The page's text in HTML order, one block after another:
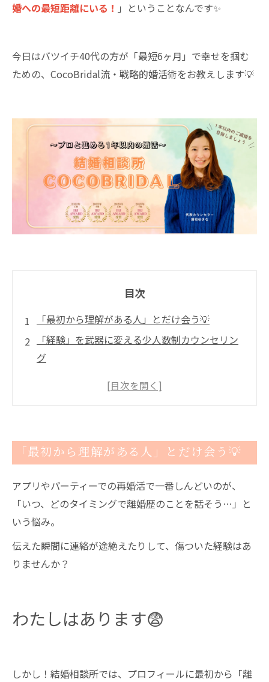
婚への最短距離にいる！ 」ということなんです✨
今日はバツイチ40代の方が「最短6ヶ月」で幸せを掴む
ための、CocoBridal流・戦略的婚活術をお教えします💡
目次
「最初から理解がある人」とだけ会う💡
「経験」を武器に変える少人数制カウンセリン
グ
40代の「時間」を無駄にしないスピード感
こんな婚活のお悩みありませんか？
表彰メディア掲載歴
1年以内のご成婚なら結婚相談所CocoBridal
婚活経験者がサポートいたします！
「最初から理解がある人」とだけ会う💡
アプリやパーティーでの再婚活で一番しんどいのが、
「いつ、どのタイミングで離婚歴のことを話そう…」と
いう悩み。
伝えた瞬間に連絡が途絶えたりして、傷ついた経験はあ
りませんか？
わたしはあります😨
しかし！結婚相談所では、プロフィールに最初から「離